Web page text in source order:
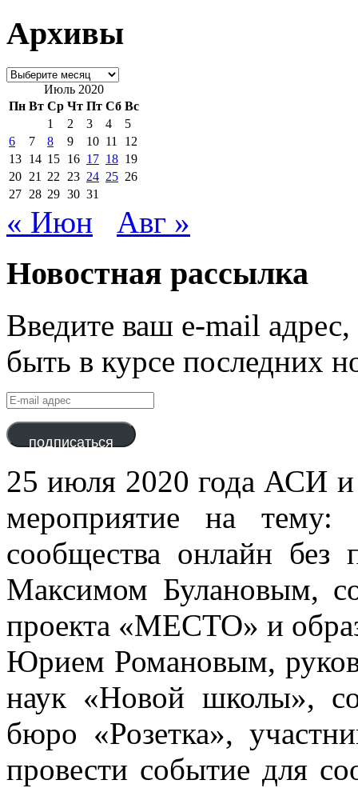
Архивы
Архивы
Июль 2020
Пн Вт Ср Чт Пт Сб Вс
1
2 3 4
5
6
7 8 9 10 11
12
13 14 15 16 17 18 19
20 21 22 23 24 25 26
27 28 29 30 31
« Июн Авг »
Новостная рассылка
Введите ваш e-mail
быть в курсе последних
E-
mail
адрес
подписаться
25 июля 2020 года АСИ и
мероприятие на тему:
сообщества онлайн без
Максимом Булановым,
проекта «МЕСТО» и
Юрием Романовым,
наук «Новой школы»,
бюро «Розетка»,
провести событие для